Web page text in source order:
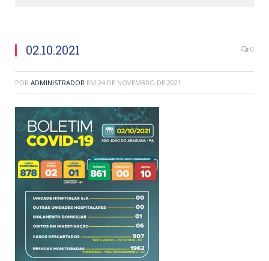
02.10.2021 0
POR ADMINISTRADOR EM 24 DE NOVEMBRO DE 2021